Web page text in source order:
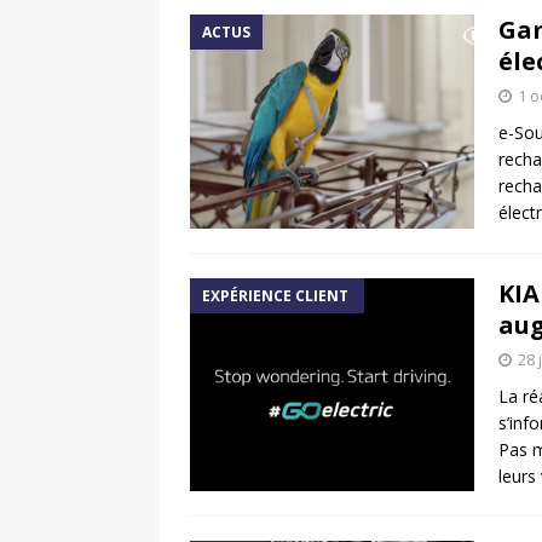
ACTUS
1
e-
EXPÉRIENCE CLIENT
28
La
Pas
leurs